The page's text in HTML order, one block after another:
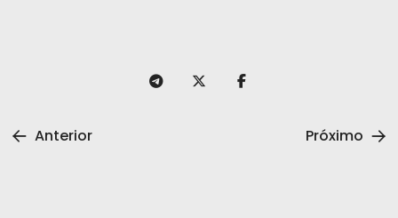
Anterior Próximo